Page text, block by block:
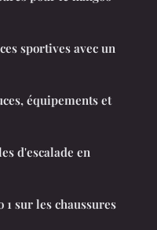
sportives avec un
équipements et
d'escalade en
sur les chaussures